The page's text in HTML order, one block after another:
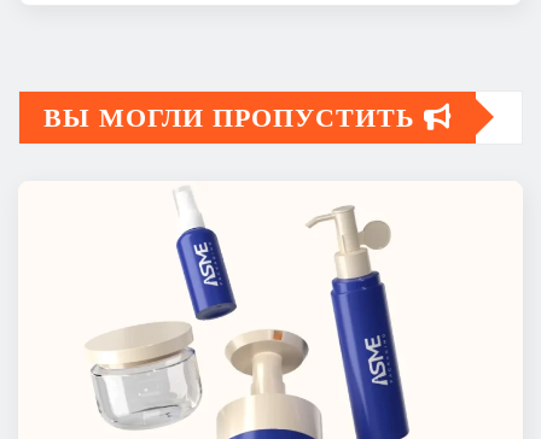
ВЫ МОГЛИ ПРОПУСТИТЬ